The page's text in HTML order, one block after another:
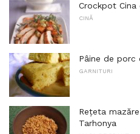
Crockpot
CINĂ
Pâine de porc
GARNITURI
Rețeta
Tarhonya